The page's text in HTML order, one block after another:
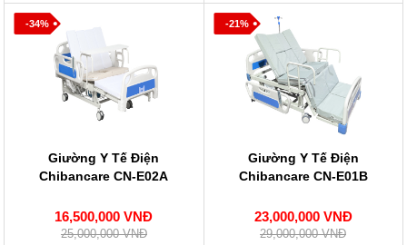
-34%
Giường Y Tế Điện
Chibancare CN-E02A
16,500,000 VNĐ
25,000,000 VNĐ
-21%
Giường Y Tế Điện
Chibancare CN-E01B
23,000,000 VNĐ
29,000,000 VNĐ